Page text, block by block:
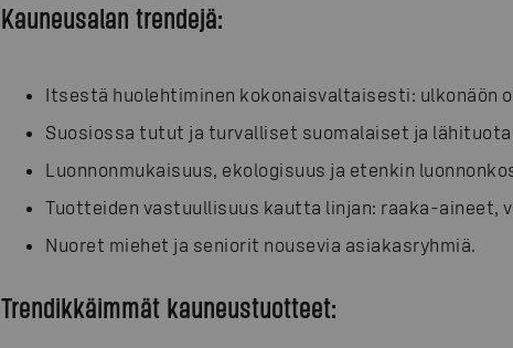
Kauneusalan trendejä:
Itsestä huolehtiminen kokonaisvaltaisesti: ulkonäön
Suosiossa tutut ja turvalliset suomalaiset ja
Luonnonmukaisuus, ekologisuus ja etenkin
Tuotteiden vastuullisuus kautta linjan: raaka-aineet,
Nuoret miehet ja seniorit nousevia asiakasryhmiä.
Trendikkäimmät kauneustuotteet: